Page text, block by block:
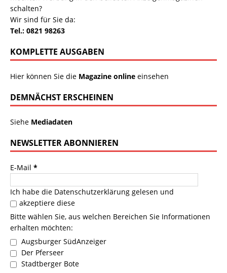
schalten?
Wir sind für Sie da:
Tel.: 0821 98263
KOMPLETTE AUSGABEN
Hier können Sie die Magazine online einsehen
DEMNÄCHST ERSCHEINEN
Siehe Mediadaten
NEWSLETTER ABONNIEREN
E-Mail *
Ich habe die Datenschutzerklärung gelesen und
akzeptiere diese
Bitte wählen Sie, aus welchen Bereichen Sie Informationen
erhalten möchten:
Augsburger SüdAnzeiger
Der Pferseer
Stadtberger Bote